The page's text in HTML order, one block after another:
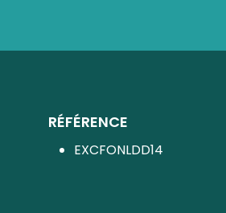
RÉFÉRENCE
EXCFONLDD14